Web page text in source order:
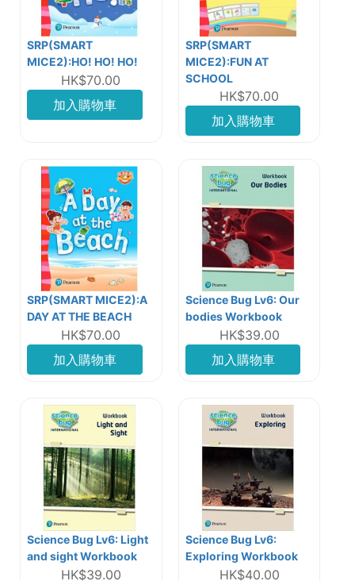
SRP(SMART
MICE2):HO! HO! HO!
HK$70.00
加入購物車
SRP(SMART
MICE2):FUN AT
SCHOOL
HK$70.00
加入購物車
SRP(SMART MICE2):A
DAY AT THE BEACH
HK$70.00
加入購物車
Science Bug Lv6: Our
bodies Workbook
HK$39.00
加入購物車
Science Bug Lv6: Light
and sight Workbook
HK$39.00
Science Bug Lv6:
Exploring Workbook
HK$40.00